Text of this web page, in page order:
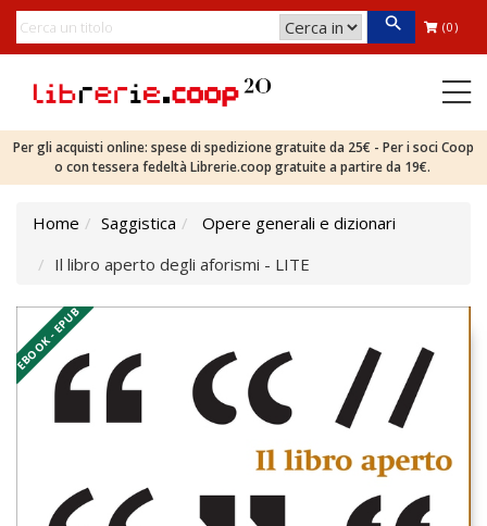
(0)
Per gli acquisti online: spese di spedizione gratuite da 25€ - Per i soci Coop
o con tessera fedeltà Librerie.coop gratuite a partire da 19€.
Home Saggistica
Opere generali e dizionari
Il libro aperto degli aforismi - LITE
EBOOK - EPUB